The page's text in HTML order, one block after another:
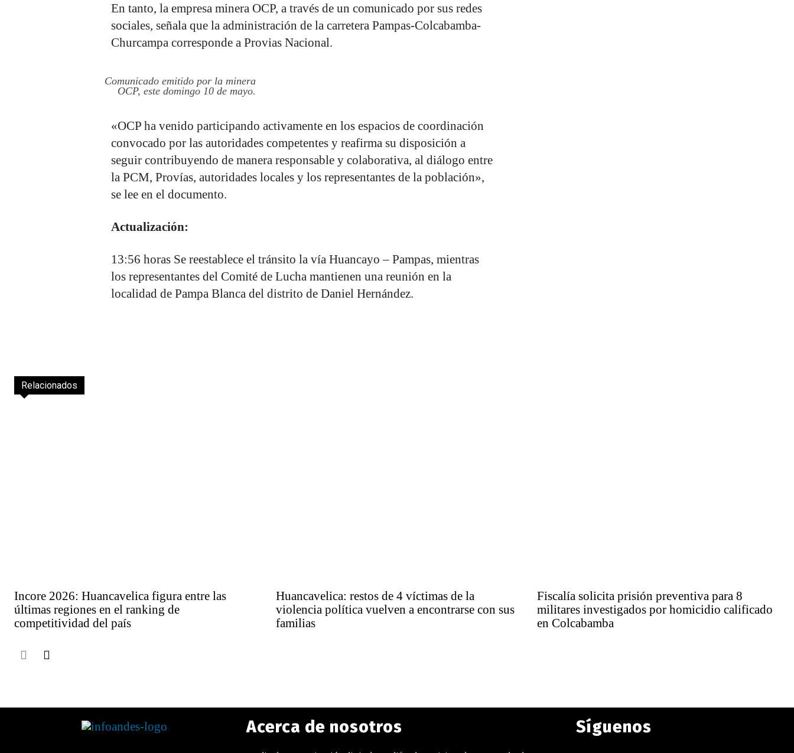
En tanto, la empresa minera OCP, a través de un comunicado por sus redes
sociales, señala que la administración de la carretera Pampas-Colcabamba-
Churcampa corresponde a Provias Nacional.
Comunicado emitido por la minera
OCP, este domingo 10 de mayo.
«OCP ha venido participando activamente en los espacios de coordinación
convocado por las autoridades competentes y reafirma su disposición a
seguir contribuyendo de manera responsable y colaborativa, al diálogo entre
la PCM, Provías, autoridades locales y los representantes de la población»,
se lee en el documento.
Actualización:
13:56 horas Se reestablece el tránsito la vía Huancayo – Pampas, mientras
los representantes del Comité de Lucha mantienen una reunión en la
localidad de Pampa Blanca del distrito de Daniel Hernández.
Relacionados
Incore 2026: Huancavelica figura entre las
últimas regiones en el ranking de
competitividad del país
Huancavelica: restos de 4 víctimas de la
violencia política vuelven a encontrarse con sus
familias
Fiscalía solicita prisión preventiva para 8
militares investigados por homicidio calificado
en Colcabamba
Acerca de nosotros Síguenos